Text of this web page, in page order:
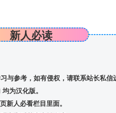
新人必读
与参考，如有侵权，请联系站长私信
为汉化版。
新人必看栏目里面。